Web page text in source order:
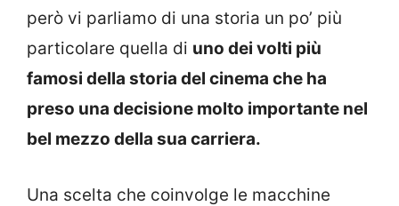
però vi parliamo di una storia un po’ più
particolare quella di uno dei volti più
famosi della storia del cinema che ha
preso una decisione molto importante nel
bel mezzo della sua carriera.
Una scelta che coinvolge le macchine